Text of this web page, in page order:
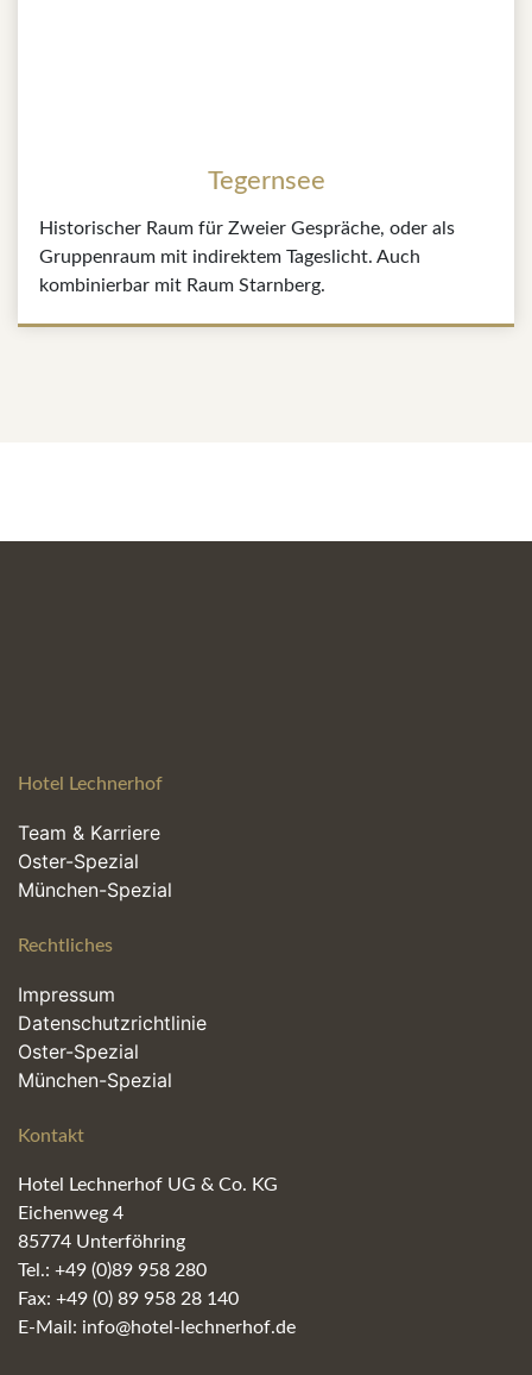
Tegernsee
Historischer Raum für Zweier Gespräche, oder als
Gruppenraum mit indirektem Tageslicht. Auch
kombinierbar mit Raum Starnberg.
Hotel Lechnerhof
Team & Karriere
Oster-Spezial
München-Spezial
Rechtliches
Impressum
Datenschutzrichtlinie
Oster-Spezial
München-Spezial
Kontakt
Hotel Lechnerhof UG & Co. KG
Eichenweg 4
85774 Unterföhring
Tel.: +49 (0)89 958 280
Fax: +49 (0) 89 958 28 140
E-Mail: info@hotel-lechnerhof.de